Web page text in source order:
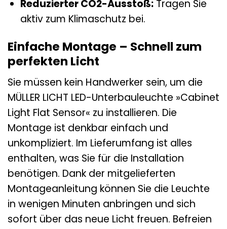
Reduzierter CO2-Ausstoß:Tragen Sie
aktiv zum Klimaschutz bei.
Einfache Montage – Schnell zum
perfekten Licht
Sie müssen kein Handwerker sein, um die
MÜLLER LICHT LED-Unterbauleuchte »Cabinet
Light Flat Sensor« zu installieren. Die
Montage ist denkbar einfach und
unkompliziert. Im Lieferumfang ist alles
enthalten, was Sie für die Installation
benötigen. Dank der mitgelieferten
Montageanleitung können Sie die Leuchte
in wenigen Minuten anbringen und sich
sofort über das neue Licht freuen. Befreien